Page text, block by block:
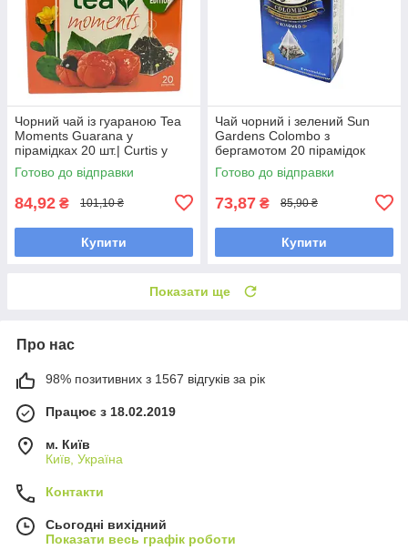
Чорний чай із гуараною Tea
Moments Guarana у
пірамідках 20 шт.| Curtis у
новому дизайні
Готово до відправки
84,92 ₴ 101,10 ₴
Купити
Чай чорний і зелений Sun
Gardens Colombo з
бергамотом 20 пірамідок
Готово до відправки
73,87 ₴ 85,90 ₴
Купити
Показати ще
Про нас
98% позитивних з 1567 відгуків за рік
Працює з 18.02.2019
м. Київ
Київ, Україна
Контакти
Сьогодні вихідний
Показати весь графік роботи